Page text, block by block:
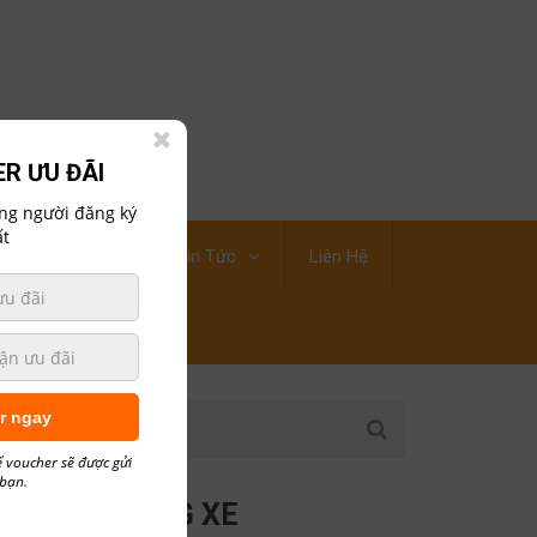
Tin Tức Liên Hệ
CÁC HÃNG XE
ƯU ĐÃI
người đăng ký
ngay
sẽ được gửi